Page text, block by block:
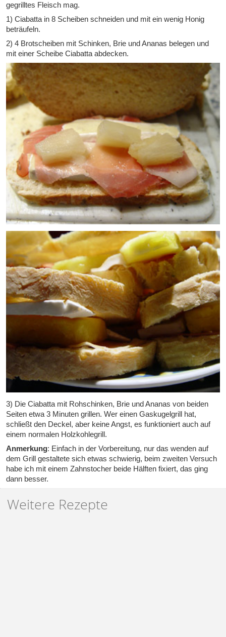
gegrilltes Fleisch mag.
1) Ciabatta in 8 Scheiben schneiden und mit ein wenig Honig
beträufeln.
2) 4 Brotscheiben mit Schinken, Brie und Ananas belegen und
mit einer Scheibe Ciabatta abdecken.
3) Die Ciabatta mit Rohschinken, Brie und Ananas von beiden
Seiten etwa 3 Minuten grillen. Wer einen Gaskugelgrill hat,
schließt den Deckel, aber keine Angst, es funktioniert auch auf
einem normalen Holzkohlegrill.
Anmerkung: Einfach in der Vorbereitung, nur das wenden auf
dem Grill gestaltete sich etwas schwierig, beim zweiten Versuch
habe ich mit einem Zahnstocher beide Hälften fixiert, das ging
dann besser.
Weitere Rezepte